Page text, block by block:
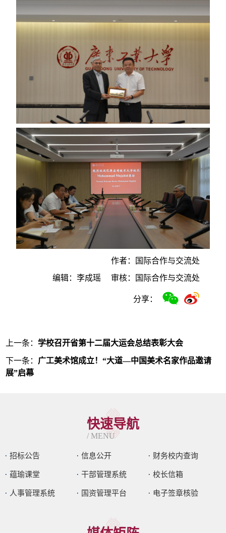
作者：国际合作与交流处
审核：国际合作与交流处
编辑：李成瑶
分享：
上一条： 学校召开省第十二届大运会总结表彰大会
下一条： 广工美术馆成立！“大道—中国美术名家作品邀请
展”启幕
快速导航
/ MENU
招标公告 信息公开 财务校内查询
蕴瑜课堂 干部管理系统 校长信箱
人事管理系统 国资管理平台 电子签章核验